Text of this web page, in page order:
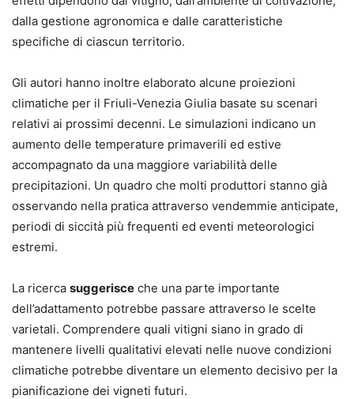
dalla gestione agronomica e dalle caratteristiche
specifiche di ciascun territorio.
Gli autori hanno inoltre elaborato alcune proiezioni
climatiche per il Friuli-Venezia Giulia basate su scenari
relativi ai prossimi decenni. Le simulazioni indicano un
aumento delle temperature primaverili ed estive
accompagnato da una maggiore variabilità delle
precipitazioni. Un quadro che molti produttori stanno già
osservando nella pratica attraverso vendemmie anticipate,
periodi di siccità più frequenti ed eventi meteorologici
estremi.
La ricerca suggerisce che una parte importante
dell’adattamento potrebbe passare attraverso le scelte
varietali. Comprendere quali vitigni siano in grado di
mantenere livelli qualitativi elevati nelle nuove condizioni
climatiche potrebbe diventare un elemento decisivo per la
pianificazione dei vigneti futuri.